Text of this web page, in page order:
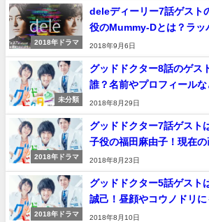
2018年ドラマ
deleディーリー7話ゲスト
役のMummy-Dとは？ラッ
2018年9月6日
未分類
グッドドクター8話のゲス
誰？名前やプロフィールな
2018年8月29日
2018年ドラマ
グッドドクター7話ゲスト
子役の福田麻由子！現在の
2018年8月23日
2018年ドラマ
グッドドクター5話ゲスト
誠己！昼顔やコウノドリに
2018年8月10日